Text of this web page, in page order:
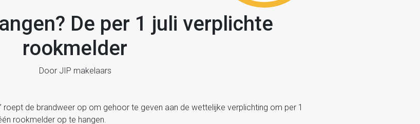
De per 1 juli verplichte
rookmelder
Door JIP makelaars
roept de brandweer op om gehoor te geven aan de wettelijke verplichting om per 1
rookmelder op te hangen.